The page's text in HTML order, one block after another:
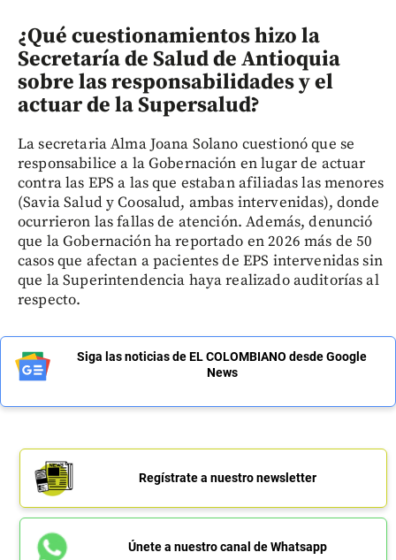
¿Qué cuestionamientos hizo la
Secretaría de Salud de Antioquia
sobre las responsabilidades y el
actuar de la Supersalud?
La secretaria Alma Joana Solano cuestionó que se
responsabilice a la Gobernación en lugar de actuar
contra las EPS a las que estaban afiliadas las menores
(Savia Salud y Coosalud, ambas intervenidas), donde
ocurrieron las fallas de atención. Además, denunció
que la Gobernación ha reportado en 2026 más de 50
casos que afectan a pacientes de EPS intervenidas sin
que la Superintendencia haya realizado auditorías al
respecto.
Siga las noticias de EL COLOMBIANO desde Google
News
Regístrate a nuestro newsletter
Únete a nuestro canal de Whatsapp